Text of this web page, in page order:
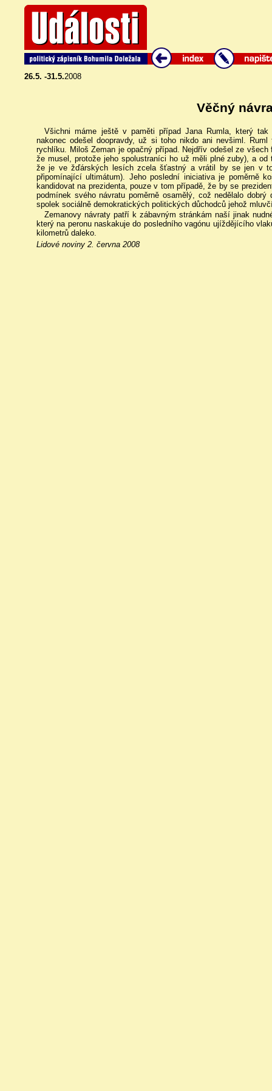
26.5. -31.5.2008
Věčný
Všichni máme ještě v paměti případ Jana Rumla, který
nakonec odešel doopravdy, už si toho nikdo ani nevšiml.
rychlíku. Miloš Zeman je opačný případ. Nejdřív odešel ze
že musel, protože jeho spolustraníci ho už měli plné zuby), a
že je ve žďárských lesích zcela šťastný a vrátil by se jen v
připomínající ultimátum). Jeho poslední iniciativa je poměrně
kandidovat na prezidenta, pouze v tom případě, že by se
podmínek svého návratu poměrně osamělý, což nedělalo
spolek sociálně demokratických politických důchodců jehož
Zemanovy návraty patří k zábavným stránkám naší jinak
který na peronu naskakuje do posledního vagónu ujíždějícího
kilometrů daleko.
Lidové noviny 2. června 2008